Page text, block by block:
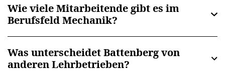
Wie viele Mitarbeitende gibt es im
Berufsfeld Mechanik?
Was unterscheidet Battenberg von
anderen Lehrbetrieben?